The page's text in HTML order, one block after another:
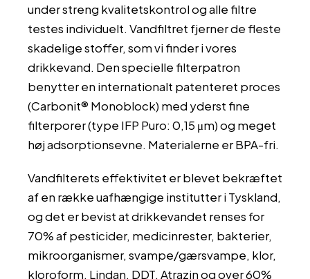
under streng kvalitetskontrol og alle filtre
testes individuelt. Vandfiltret fjerner de fleste
skadelige stoffer, som vi finder i vores
drikkevand. Den specielle filterpatron
benytter en internationalt patenteret proces
(Carbonit® Monoblock) med yderst fine
filterporer (type IFP Puro: 0,15 μm) og meget
høj adsorptionsevne. Materialerne er BPA-fri.
Vandfilterets effektivitet er blevet bekræftet
af en række uafhængige institutter i Tyskland,
og det er bevist at drikkevandet renses for
70% af pesticider, medicinrester, bakterier,
mikroorganismer, svampe/gærsvampe, klor,
kloroform, Lindan, DDT, Atrazin og over 60%